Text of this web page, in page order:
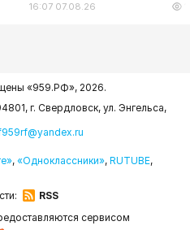
16:07 07.08.26
«959.РФ», 2026.
г. Свердловск, ул. Энгельса,
, «Одноклассники», RUTUBE,
RSS
сервисом